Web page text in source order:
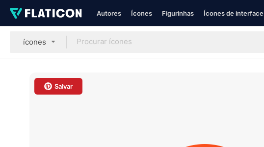
Autores Ícones Figurinhas Ícones de interface
ícones
Salvar